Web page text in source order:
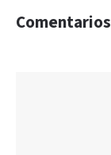
Comentarios